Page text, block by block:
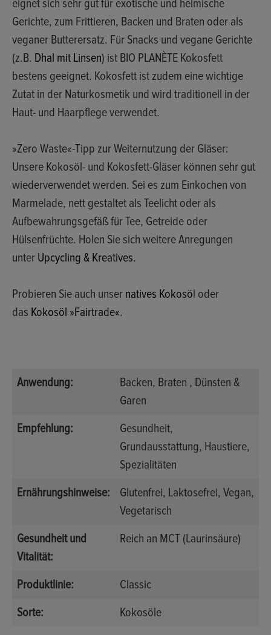
eignet sich sehr gut für exotische und heimische
Gerichte, zum Frittieren, Backen und Braten oder als
veganer Butterersatz. Für Snacks und vegane Gerichte
(z.B. Dhal mit Linsen) ist BIO PLANÈTE Kokosfett
bestens geeignet. Kokosfett ist zudem eine wichtige
Zutat in der Naturkosmetik und wird traditionell in der
Haut- und Haarpflege verwendet.
»Zero Waste«-Tipp zur Weiternutzung der Gläser:
Unsere Kokosöl- und Kokosfett-Gläser können sehr gut
wiederverwendet werden. Sei es zum Einkochen von
Marmelade, nett gestaltet als Teelicht oder als
Aufbewahrungsgefäß für Tee, Getreide oder
Hülsenfrüchte. Holen Sie sich weitere Anregungen
unter Upcycling & Kreatives.
Probieren Sie auch unser natives Kokosöl oder
das Kokosöl »Fairtrade«.
Anwendung: Backen, Braten , Dünsten &
Garen
Empfehlung:
Gesundheit,
Grundausstattung, Haustiere,
Spezialitäten
Ernährungshinweise:
Glutenfrei, Laktosefrei, Vegan,
Vegetarisch
Gesundheit und
Vitalität:
Reich an MCT (Laurinsäure)
Produktlinie:
Classic
Sorte:
Kokosöle